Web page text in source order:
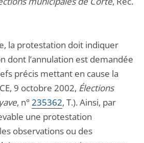
la protestation doit indiquer
dont l’annulation est demandée
précis mettant en cause la
9 octobre 2002, Élections
, n°235362, T.). Ainsi, par
une protestation
observations ou des